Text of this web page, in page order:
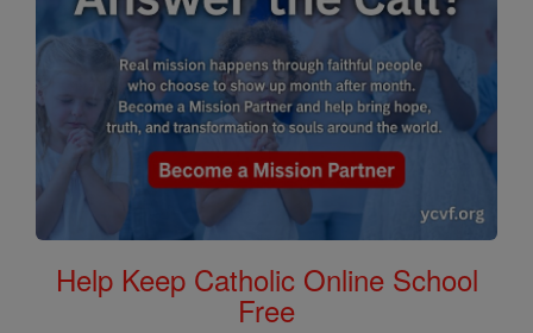
Help Keep Catholic Online School
Free